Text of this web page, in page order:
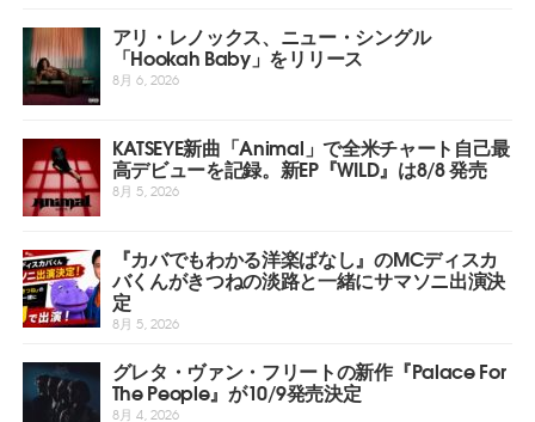
アリ・レノックス、ニュー・シングル
「Hookah Baby」をリリース
8月 6, 2026
KATSEYE新曲「Animal」で全米チャート自己最
高デビューを記録。新EP『WILD』は8/8 発売
8月 5, 2026
『カバでもわかる洋楽ばなし』のMCディスカ
バくんがきつねの淡路と一緒にサマソニ出演決
定
8月 5, 2026
グレタ・ヴァン・フリートの新作『Palace For
The People』が10/9発売決定
8月 4, 2026